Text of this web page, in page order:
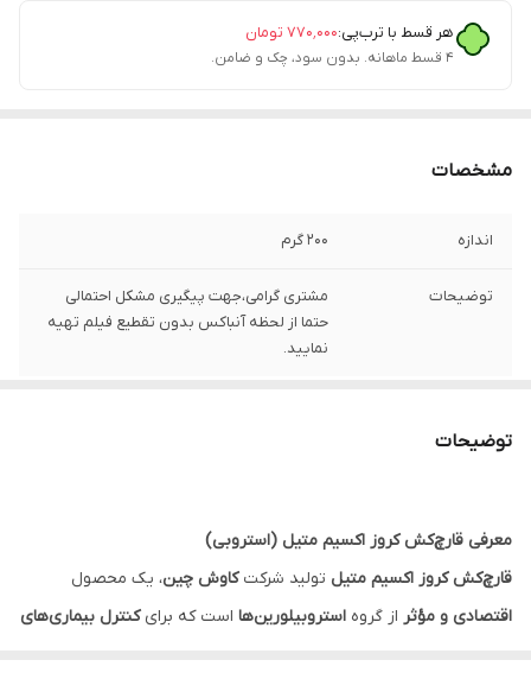
هر قسط با ترب‌پی:۷۷۰٬۰۰۰ تومان
۴ قسط ماهانه. بدون سود، چک و ضامن.
مشخصات
اندازه 200 گرم
توضیحات
مشتری گرامی،جهت پیگیری مشکل احتمالی
حتما از لحظه آنباکس بدون تقطیع فیلم تهیه
نمایید.
توضیحات
معرفی قارچ‌کش کروز اکسیم متیل (استروبی)
قارچ‌کش کروز اکسیم متیل تولید شرکتکاوش چین، یک محصول
اقتصادی و مؤثر از گروه استروبیلورین‌ها است که برایکنترل بیماری‌های